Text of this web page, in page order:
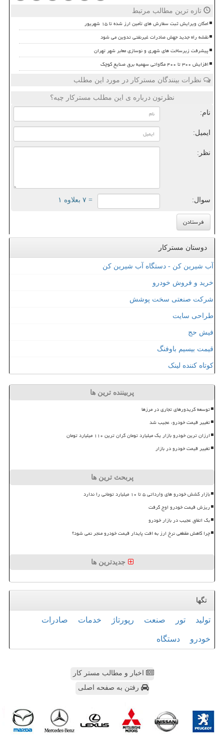
تازه ترین مطالب مرتبط
امکان ویرایش ثبت سفارش های تأمین ارز شده تا ۱۵ شهریور
نقشه راه جدید جهش صادرات غیرنفتی تدوین می شود
پیشرفت زیرساخت های شهری و نوسازی معابر شهر تهران
افزایش ۳۰۰ تا ۴۰۰ مگاواتی سهمیه برق صنایع کوچک
نظرات بینندگان مسترکار در مورد این مطلب
نظرتون درباره ی این مطلب مسترکار چیه؟
نام:
ایمیل:
نظر:
سوال: = ۷ بعلاوه ۱
دوستان مسترکار
آب شیرین کن - دستگاه آب شیرین کن
خرید و فروش خودرو
شرکت صنعتی سخت پوشش
طراحی سایت
فیش حج
قیمت بیسیم باوفنگ
کوتاه کننده لینک
پربیننده ترین ها
توسعه کریدورهای تجاری در مرزها
تغییر قیمت خودرو، عجیب شد
ارزان ترین خودرو بازار یک میلیارد تومان گران ترین ۱۱۰ میلیارد تومان
تغییر قیمت خودرو در بازار
پربحث ترین ها
بازار کشش خودرو های وارداتی ۵ تا ۱۰ میلیارد تومانی را ندارد
ریزش قیمت خودرو اوج گرفت
بک اتفاق عجیب در بازار خودرو
چرا کاهش مقطعی نرخ ارز به افت پایدار قیمت خودرو منجر نمی شود؟
جدیدترین ها
تگها
تولید تور صنعت رپورتاژ خدمات صادرات
خودرو دستگاه
اخبار و مطالب مستر کار
رفتن به صفحه اصلی